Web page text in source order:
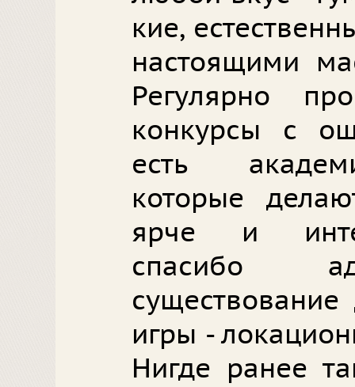
кие,
настоящими
Регулярно
конкурсы с
есть
которые
ярче и
спасибо
игры -
Нигде ранее